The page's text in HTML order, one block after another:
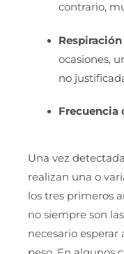
contrario,
ocasiones,
no
Frecuencia
Una vez
realizan una o
los tres primeros
no siempre son
necesario